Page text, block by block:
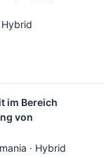
Hybrid
im Bereich
von
· Hybrid